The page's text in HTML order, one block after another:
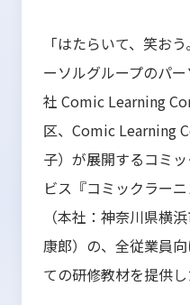
「はたらいて、笑お
ーソルグループのパ
社 Comic Learning
区、Comic Learning
子）が展開するコミ
ビス『コミックラー
（本社：神奈川県横
康郎）の、全従業員
ての研修教材を提供し